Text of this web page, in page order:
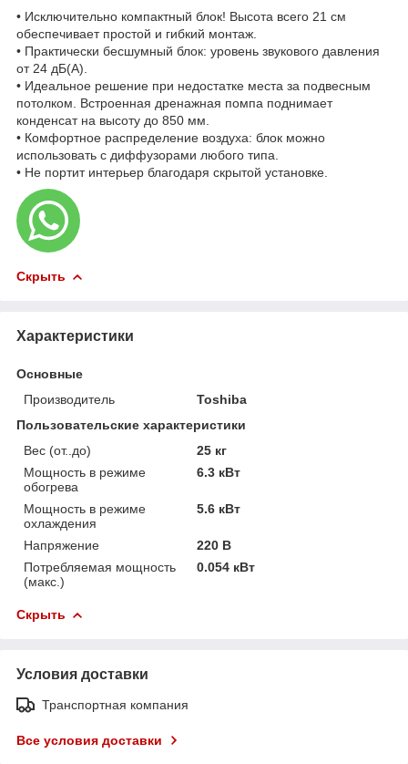
• Исключительно компактный блок! Высота всего 21 см
обеспечивает простой и гибкий монтаж.
• Практически бесшумный блок: уровень звукового давления
от 24 дБ(А).
• Идеальное решение при недостатке места за подвесным
потолком. Встроенная дренажная помпа поднимает
конденсат на высоту до 850 мм.
• Комфортное распределение воздуха: блок можно
использовать с диффузорами любого типа.
• Не портит интерьер благодаря скрытой установке.
Скрыть
Характеристики
Основные
Производитель
Toshiba
Пользовательские характеристики
Вес (от..до)
25 кг
Мощность в режиме
обогрева
6.3 кВт
Мощность в режиме
охлаждения
5.6 кВт
Напряжение
220 В
Потребляемая мощность
(макс.)
0.054 кВт
Скрыть
Условия доставки
Транспортная компания
Все условия доставки